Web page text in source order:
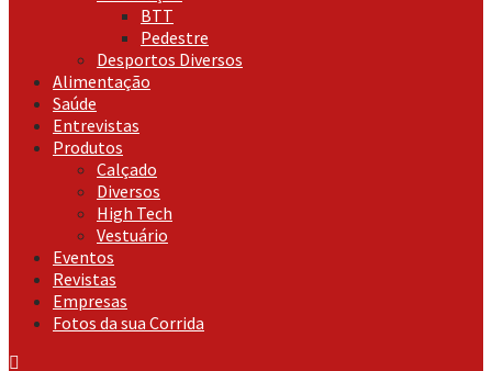
BTT
Pedestre
Desportos Diversos
Alimentação
Saúde
Entrevistas
Produtos
Calçado
Diversos
High Tech
Vestuário
Eventos
Revistas
Empresas
Fotos da sua Corrida